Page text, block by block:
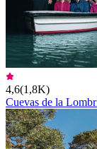
4,6(1,8K)
Cuevas de la